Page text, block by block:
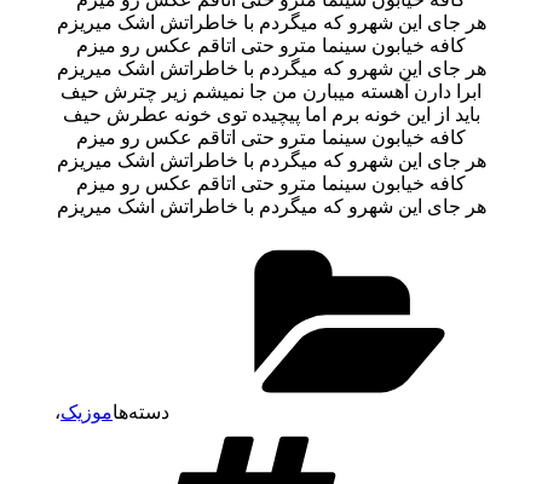
هر جای این شهرو که میگردم با خاطراتش اشک میریزم
کافه خیابون سینما مترو حتی اتاقم عکس رو میزم
هر جای این شهرو که میگردم با خاطراتش اشک میریزم
ابرا دارن آهسته میبارن من جا نمیشم زیر چترش حیف
باید از این خونه برم اما پیچیده توی خونه عطرش حیف
کافه خیابون سینما مترو حتی اتاقم عکس رو میزم
هر جای این شهرو که میگردم با خاطراتش اشک میریزم
کافه خیابون سینما مترو حتی اتاقم عکس رو میزم
هر جای این شهرو که میگردم با خاطراتش اشک میریزم
دسته‌هاموزیک،